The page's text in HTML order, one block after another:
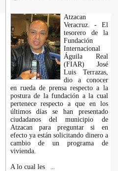
Atzacan
Veracruz. - El
tesorero de la
Fundación
Internacional
Águila Real
(FIAR) José
Luis Terrazas,
dio a conocer
en rueda de prensa respecto a la
postura de la fundación a la cual
pertenece respecto a que en los
últimos días se han presentado
ciudadanos del municipio de
Atzacan para preguntar si en
efecto ya están solicitando dinero a
cambio de un programa de
vivienda.
A lo cual les